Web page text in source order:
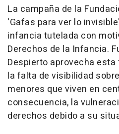
La campaña de la
'Gafas para ver lo
infancia tutelada con
Derechos de la Infancia.
Despierto aprovecha
la falta de visibilidad
menores que viven en
consecuencia, la
derechos debido a su